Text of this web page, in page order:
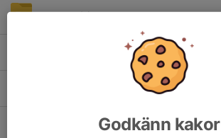
Inbjudan kvartsfinal 1, 05.jpg
Inbjudan Lagkassörer - Täby FC.pdf
Godkänn kakor